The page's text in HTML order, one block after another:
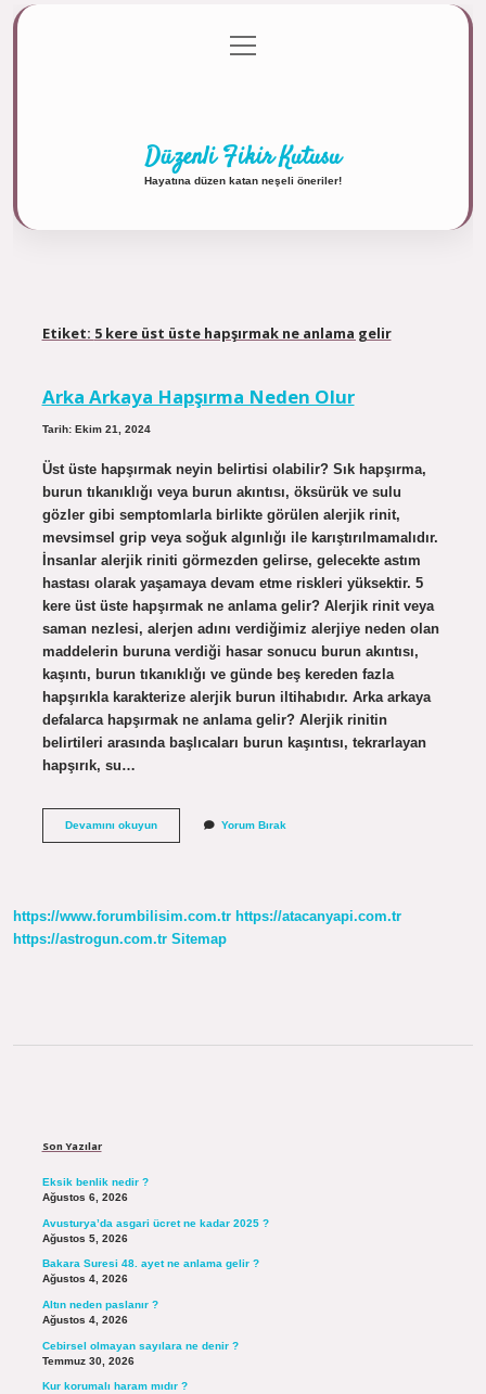
Gizlilik Politikası
menüyü
aç
Düzenli Fikir Kutusu
Hayatına düzen katan neşeli öneriler!
Etiket: 5 kere üst üste hapşırmak ne anlama gelir
Arka Arkaya Hapşırma Neden Olur
Tarih: Ekim 21, 2024
Üst üste hapşırmak neyin belirtisi olabilir? Sık hapşırma,
burun tıkanıklığı veya burun akıntısı, öksürük ve sulu
gözler gibi semptomlarla birlikte görülen alerjik rinit,
mevsimsel grip veya soğuk algınlığı ile karıştırılmamalıdır.
İnsanlar alerjik riniti görmezden gelirse, gelecekte astım
hastası olarak yaşamaya devam etme riskleri yüksektir. 5
kere üst üste hapşırmak ne anlama gelir? Alerjik rinit veya
saman nezlesi, alerjen adını verdiğimiz alerjiye neden olan
maddelerin buruna verdiği hasar sonucu burun akıntısı,
kaşıntı, burun tıkanıklığı ve günde beş kereden fazla
hapşırıkla karakterize alerjik burun iltihabıdır. Arka arkaya
defalarca hapşırmak ne anlama gelir? Alerjik rinitin
belirtileri arasında başlıcaları burun kaşıntısı, tekrarlayan
hapşırık, su…
Devamını okuyunArka
Yorum Bırak
https://www.forumbilisim.com.tr https://atacanyapi.com.tr
https://astrogun.com.tr Sitemap
Son Yazılar
Eksik benlik nedir ?
Ağustos 6, 2026
Avusturya’da asgari ücret ne kadar 2025 ?
Ağustos 5, 2026
Bakara Suresi 48. ayet ne anlama gelir ?
Ağustos 4, 2026
Altın neden paslanır ?
Ağustos 4, 2026
Cebirsel olmayan sayılara ne denir ?
Temmuz 30, 2026
Kur korumalı haram mıdır ?